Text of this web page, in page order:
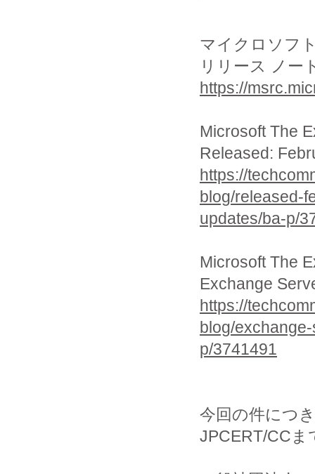
マイクロソフ
リリース ノー
https://
Microsoft The
Released:
https://
blog/released-
updates/ba-p/
Microsoft The
Exchange
https://
blog/
p/3741491
今回の件につ
JPCERT/CCま